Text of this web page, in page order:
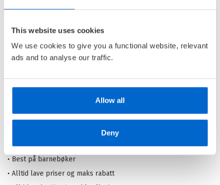
This website uses cookies
We use cookies to give you a functional website, relevant
ads and to analyse our traffic.
Allow all
Deny
Amuletten 4: Det hemmelige
AMULETTEN /KAZU KIBUISHI
Heftet
Barnas Egen Bokverden – 100% leselyst!
Din barnebokhandel på nett
• Best på barnebøker
• Alltid lave priser og maks rabatt